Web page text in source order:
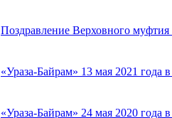
Поздравление Верховного муфтия
«Ураза-Байрам» 13 мая 2021
«Ураза-Байрам» 24 мая 2020